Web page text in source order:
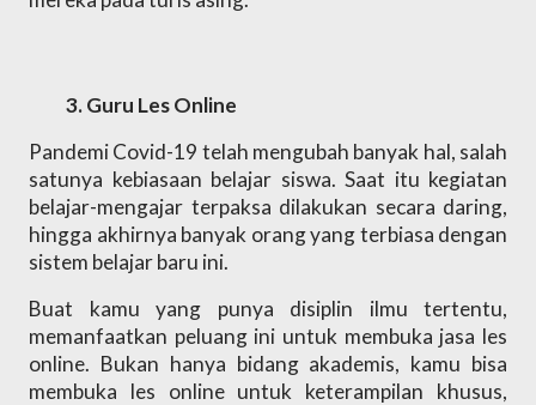
Guru Les Online
Pandemi Covid-19 telah mengubah banyak hal, salah
satunya kebiasaan belajar siswa. Saat itu kegiatan
belajar-mengajar terpaksa dilakukan secara daring,
hingga akhirnya banyak orang yang terbiasa dengan
sistem belajar baru ini.
Buat kamu yang punya disiplin ilmu tertentu,
memanfaatkan peluang ini untuk membuka jasa les
online. Bukan hanya bidang akademis, kamu bisa
membuka les online untuk keterampilan khusus,